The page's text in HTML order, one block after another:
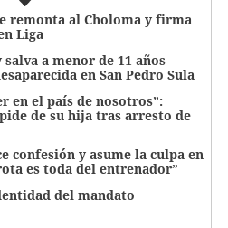
remonta al Choloma y firma
Liga
salva a menor de 11 años
en San Pedro Sula
en el país de nosotros”:
de su hija tras arresto de
confesión y asume la culpa en
es toda del entrenador”
del mandato